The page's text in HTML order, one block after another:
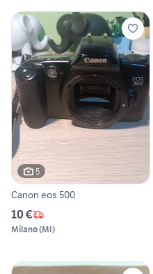
5
Canon eos 500
10 €
Milano(MI)